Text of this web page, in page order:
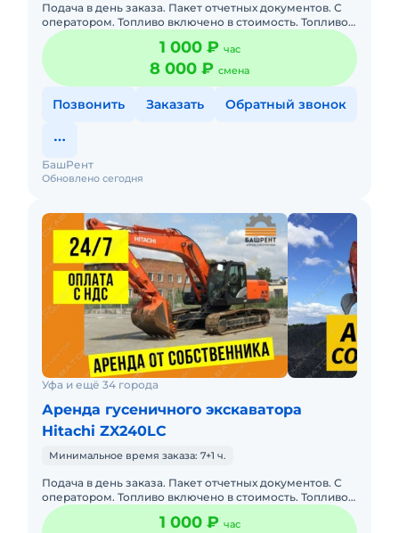
Подача в день заказа. Пакет отчетных документов. С
оператором. Топливо включено в стоимость. Топливо
оплачивается отдельно. Долгосрочная аренда.
Краткосрочная а
1 000 ₽ час
8 000 ₽ смена
Позвонить Заказать Обратный звонок
Обновлено сегодня
БашРент
Уфа и ещё 34 города
Аренда гусеничного экскаватора
Hitachi ZX240LC
Минимальное время заказа: 7+1 ч.
Подача в день заказа. Пакет отчетных документов. С
оператором. Топливо включено в стоимость. Топливо
оплачивается отдельно. Долгосрочная аренда.
Краткосрочная а
1 000 ₽ час